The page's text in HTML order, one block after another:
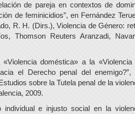
de pareja en contextos de
de feminicidios”, en Fernández
R. H. (Dirs.), Violencia de Género:
Thomson Reuters Aranzadi,
doméstica» a la «Violencia
el Derecho penal del enemigo?”,
sobre la Tutela penal de la
2009.
individual e injusto social en la